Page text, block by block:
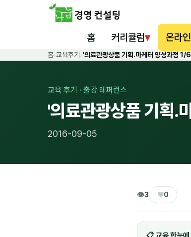
홈 커리큘럼▾ 온라
홈›교육후기 ›'의료관광상품 기획.마케터 양성과정 1/
교육 후기 · 출강 레퍼런스
'의료관광상품 기획.
2016-09-05
👁3 ♥0